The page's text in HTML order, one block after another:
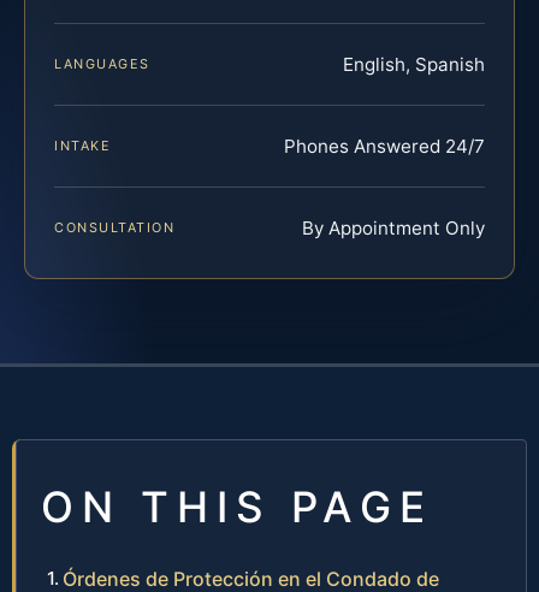
LANGUAGES English, Spanish
INTAKE Phones Answered 24/7
CONSULTATION By Appointment Only
ON THIS PAGE
Órdenes de Protección en el Condado de